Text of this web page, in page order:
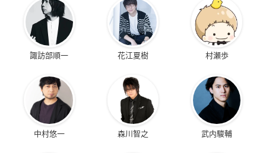
諏訪部順一 花江夏樹 村瀬歩
中村悠一 森川智之 武内駿輔